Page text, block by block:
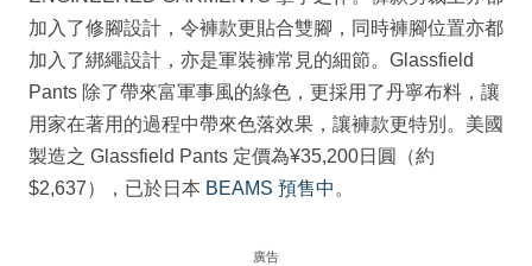
加入了修腳設計，令褲款更貼合雙腳，同時褲腳位置亦都
加入了綁繩設計，亦是軍裝褲常見的細節。Glassfield
Pants 除了帶來富軍事風的綠色，更採用了丹寧布料，讓
用家在著用的過程中帶來色落效果，讓褲款更特別。美國
製造之 Glassfield Pants 定價為¥35,200日圓（約
$2,637），已於日本 BEAMS 預售中 。
廣告